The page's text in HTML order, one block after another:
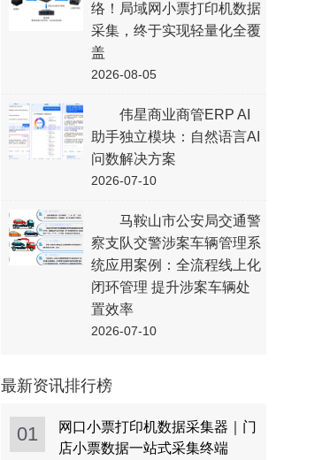
络！局域网小票打印机数据
采集，终于实现轻量化全覆
盖
2026-08-05
伟星商业商管ERP AI
助手独立模块：自然语言AI
问数解决方案
2026-07-10
马鞍山市公安局交通警
察支队交警涉案车辆管理系
统应用案例：全流程线上化
闭环管理 提升涉案车辆处
置效率
2026-07-10
最新资讯排行榜
01
网口小票打印机数据采集器｜门
店小票数据一站式采集终端